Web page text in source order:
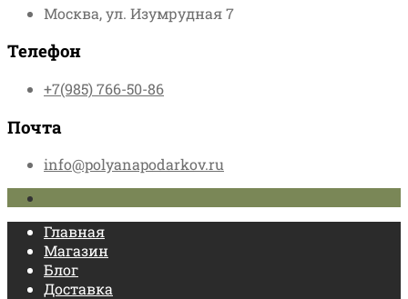
Москва, ул. Изумрудная 7
Телефон
+7(985) 766-50-86
Почта
info@polyanapodarkov.ru
Главная
Магазин
Блог
Доставка